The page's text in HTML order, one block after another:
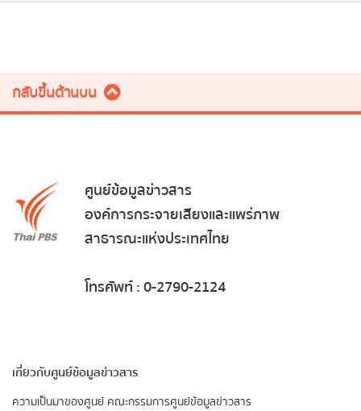
กลับขึ้นด้านบน
ศูนย์ข้อมูลข่าวสาร
องค์การกระจายเสียงและแพร่ภาพ
สาธารณะแห่งประเทศไทย
โทรศัพท์ : 0-2790-2124
เกี่ยวกับศูนย์ข้อมูลข่าวสาร
ความเป็นมาของศูนย์ คณะกรรมการศูนย์ข้อมูลข่าวสาร